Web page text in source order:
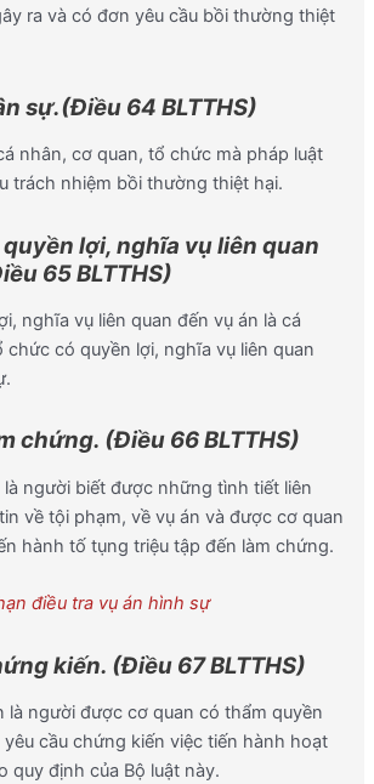
ra và có đơn yêu cầu bồi thường thiệt
sự.(Điều 64 BLTTHS)
nhân, cơ quan, tổ chức mà pháp luật
trách nhiệm bồi thường thiệt hại.
quyền lợi, nghĩa vụ liên quan
65 BLTTHS)
nghĩa vụ liên quan đến vụ án là cá
chức có quyền lợi, nghĩa vụ liên quan
chứng. (Điều 66 BLTTHS)
người biết được những tình tiết liên
về tội phạm, về vụ án và được cơ quan
hành tố tụng triệu tập đến làm chứng.
điều tra vụ án hình sự
kiến. (Điều 67 BLTTHS)
là người được cơ quan có thẩm quyền
cầu chứng kiến việc tiến hành hoạt
quy định của Bộ luật này.